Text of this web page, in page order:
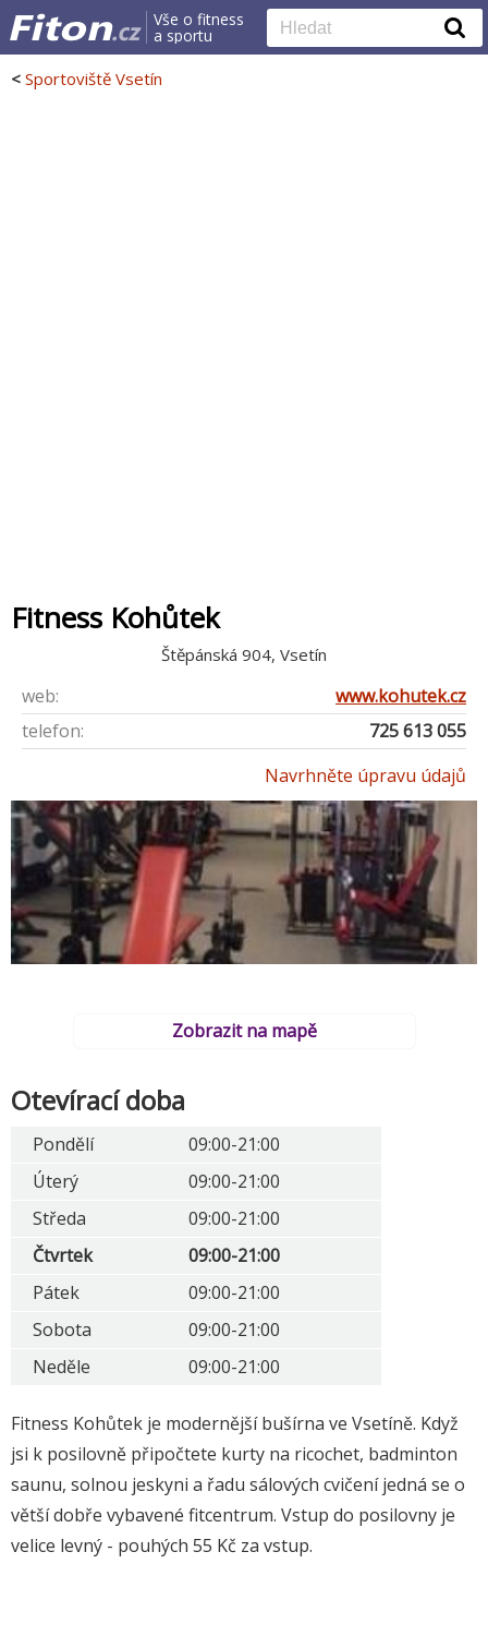
Vše o fitness
a sportu
< Sportoviště Vsetín
Fitness Kohůtek
Štěpánská 904, Vsetín
web:
www.kohutek.cz
telefon:
725 613 055
Navrhněte úpravu údajů
Zobrazit na mapě
Otevírací doba
Pondělí
09:00-21:00
Úterý
09:00-21:00
Středa
09:00-21:00
Čtvrtek
09:00-21:00
Pátek
09:00-21:00
Sobota
09:00-21:00
Neděle
09:00-21:00
Fitness Kohůtek je modernější bušírna ve Vsetíně. Když
jsi k posilovně připočtete kurty na ricochet, badminton
saunu, solnou jeskyni a řadu sálových cvičení jedná se o
větší dobře vybavené fitcentrum. Vstup do posilovny je
velice levný - pouhých 55 Kč za vstup.